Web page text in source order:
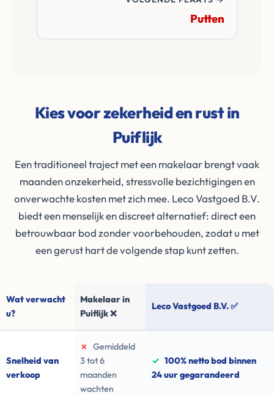
Putten
Kies voor zekerheid en rust in
Puiflijk
Een traditioneel traject met een makelaar brengt vaak
maanden onzekerheid, stressvolle bezichtigingen en
onverwachte kosten met zich mee. Leco Vastgoed B.V.
biedt een menselijk en discreet alternatief: direct een
betrouwbaar bod zonder voorbehouden, zodat u met
een gerust hart de volgende stap kunt zetten.
Wat verwacht
u?
Makelaar in
Puiflijk ❌
Leco Vastgoed B.V. ✅
Snelheid van
verkoop
✗
Gemiddeld
3 tot 6
maanden
wachten
✓ 100% netto bod binnen
24 uur gegarandeerd